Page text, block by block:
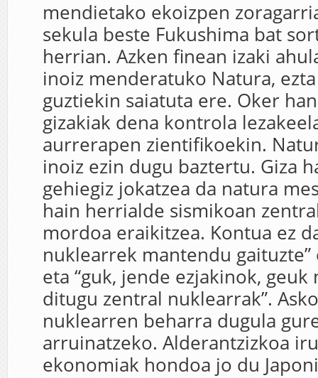
mendietako ekoizpen
sekula beste Fukushima bat
herrian. Azken finean izaki
inoiz menderatuko Natura,
guztiekin saiatuta ere. Oker
gizakiak dena kontrola
aurrerapen zientifikoekin.
inoiz ezin dugu baztertu. Giza
gehiegiz jokatzea da natura
hain herrialde sismikoan
mordoa eraikitzea. Kontua ez
nuklearrek mantendu gaituzte”
eta “guk, jende ezjakinok,
ditugu zentral nuklearrak”.
nuklearren beharra dugula
arruinatzeko. Alderantzizkoa
ekonomiak hondoa jo du